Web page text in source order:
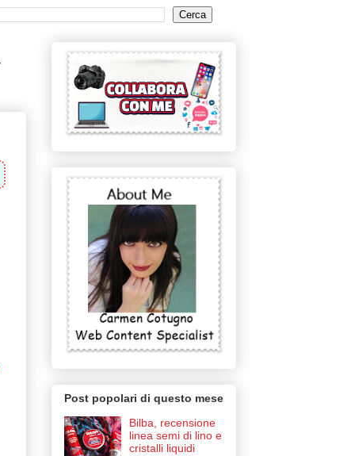
Post popolari di questo mese
Bilba, recensione
linea semi di lino e
cristalli liquidi